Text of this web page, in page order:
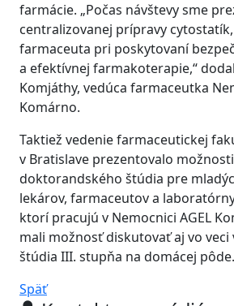
farmácie. „Počas návštevy sme
centralizovanej prípravy
farmaceuta pri poskytovaní
a efektívnej farmakoterapie,“
Komjáthy, vedúca farmaceutka
Komárno.
Taktiež vedenie farmaceutickej
v Bratislave prezentovalo
doktorandského štúdia pre
lekárov, farmaceutov a
ktorí pracujú v Nemocnici AGEL
mali možnosť diskutovať aj vo
štúdia III. stupňa na domácej pôde.
Späť